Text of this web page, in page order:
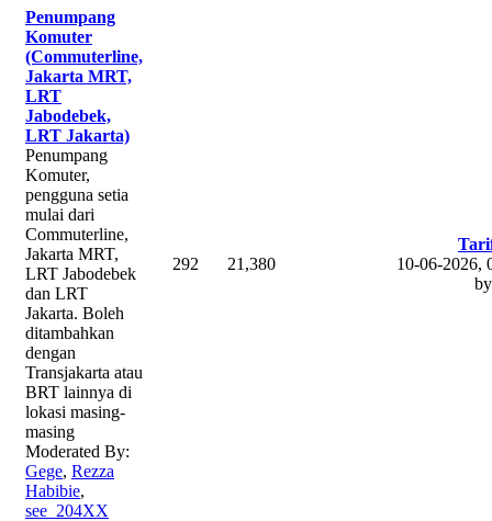
Penumpang
Komuter
(Commuterline,
Jakarta MRT,
LRT
Jabodebek,
LRT Jakarta)
Penumpang
Komuter,
pengguna setia
mulai dari
Commuterline,
Jakarta MRT,
LRT Jabodebek
dan LRT
Jakarta. Boleh
ditambahkan
dengan
Transjakarta atau
BRT lainnya di
lokasi masing-
masing
Moderated By:
Gege, Rezza
Habibie,
see_204XX
292 21,380
10-06-2026,